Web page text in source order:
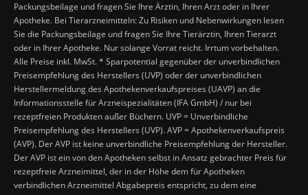
Packungsbeilage und fragen Sie Ihre Ärztin, Ihren Arzt oder in Ihrer
Apotheke. Bei Tierarzneimitteln: Zu Risiken und Nebenwirkungen lesen
Sie die Packungsbeilage und fragen Sie Ihre Tierärztin, Ihren Tierarzt
oder in Ihrer Apotheke. Nur solange Vorrat reicht. Irrtum vorbehalten.
Alle Preise inkl. MwSt. * Sparpotential gegenüber der unverbindlichen
Preisempfehlung des Herstellers (UVP) oder der unverbindlichen
Herstellermeldung des Apothekenverkaufspreises (UAVP) an die
Informationsstelle für Arzneispezialitäten (IFA GmbH) / nur bei
rezeptfreien Produkten außer Büchern. UVP = Unverbindliche
Preisempfehlung des Herstellers (UVP). AVP = Apothekenverkaufspreis
(AVP). Der AVP ist keine unverbindliche Preisempfehlung der Hersteller.
Der AVP ist ein von den Apotheken selbst in Ansatz gebrachter Preis für
rezeptfreie Arzneimittel, der in der Höhe dem für Apotheken
verbindlichen Arzneimittel Abgabepreis entspricht, zu dem eine